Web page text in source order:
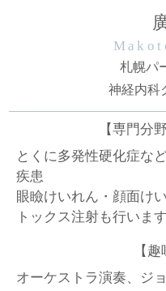
札幌パ
神経内科
【専門分
とくに多発性硬化症な
疾患
眼瞼けいれん・顔面け
トックス注射も行います
【
オーケストラ演奏、ジ